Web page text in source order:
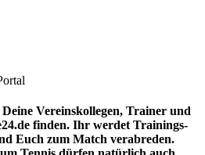
Vereinskollegen, Trainer und
finden. Ihr werdet Trainings-
Euch zum Match verabreden.